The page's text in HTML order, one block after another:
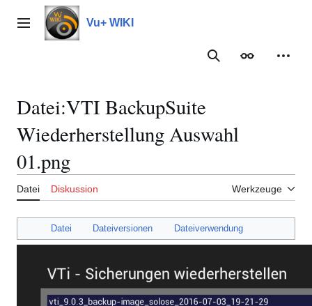
Inhalt
springenHauptmenü Vu+ WIKI
Suche
Datei:VTI BackupSuite
Wiederherstellung Auswahl
01.png
Datei Diskussion Werkzeuge
Datei Dateiversionen Dateiverwendung